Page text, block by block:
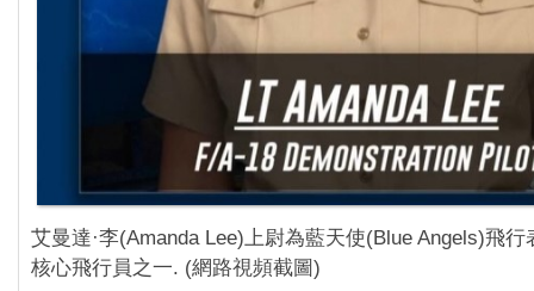
艾曼達·李(Amanda Lee)上尉為藍天使(Blue Angels)飛行
核心飛行員之一. (網路視頻截圖)